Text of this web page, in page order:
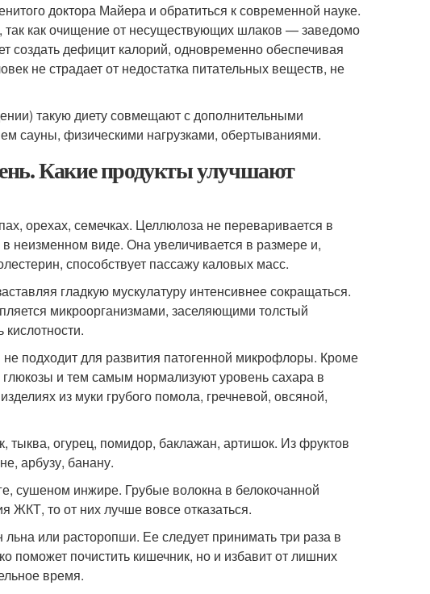
доктора Майера и обратиться к современной науке.
так как очищение от несуществующих шлаков — заведомо
создать дефицит калорий, одновременно обеспечивая
не страдает от недостатка питательных веществ, не
такую диету совмещают с дополнительными
физическими нагрузками, обертываниями.
Какие продукты улучшают
орехах, семечках. Целлюлоза не переваривается в
неизменном виде. Она увеличивается в размере и,
способствует пассажу каловых масс.
гладкую мускулатуру интенсивнее сокращаться.
микроорганизмами, заселяющими толстый
подходит для развития патогенной микрофлоры. Кроме
и тем самым нормализуют уровень сахара в
из муки грубого помола, гречневой, овсяной,
огурец, помидор, баклажан, артишок. Из фруктов
арбузу, банану.
сушеном инжире. Грубые волокна в белокочанной
ЖКТ, то от них лучше вовсе отказаться.
или расторопши. Ее следует принимать три раза в
поможет почистить кишечник, но и избавит от лишних
время.